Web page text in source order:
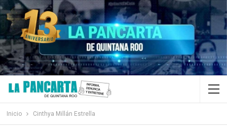
Inicio Cinthya Millán Estrella